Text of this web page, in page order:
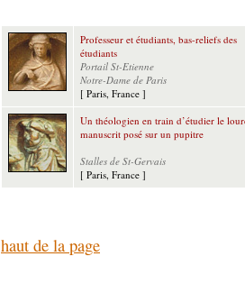
Professeur et étudiants, bas-reliefs des
étudiants
Portail St-Etienne
Notre-Dame de Paris
[ Paris, France ]
Un théologien en train d’étudier le
manuscrit posé sur un pupitre
Stalles de St-Gervais
[ Paris, France ]
haut de la page